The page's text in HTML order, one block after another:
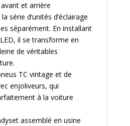
et arrière
série d’unités d’éclairage
séparément. En installant
LED, il se transforme en
de véritables
TC vintage et de
enjoliveurs, qui
à la voiture
assemblé en usine